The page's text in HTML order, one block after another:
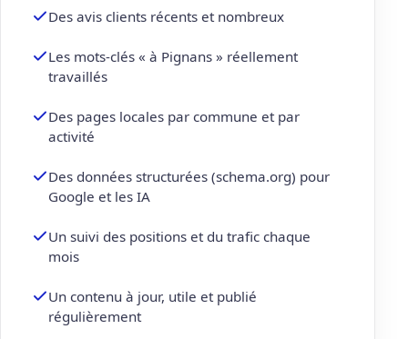
Des avis clients récents et nombreux
Les mots-clés « à Pignans » réellement
travaillés
Des pages locales par commune et par
activité
Des données structurées (schema.org) pour
Google et les IA
Un suivi des positions et du trafic chaque
mois
Un contenu à jour, utile et publié
régulièrement